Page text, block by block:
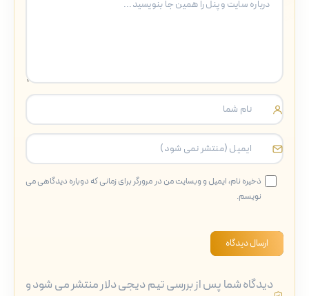
ذخیره نام، ایمیل و وبسایت من در مرورگر برای زمانی که دوباره دیدگاهی می
نویسم.
ارسال دیدگاه
دیدگاه شما پس از بررسی تیم دیجی دلار منتشر می شود و